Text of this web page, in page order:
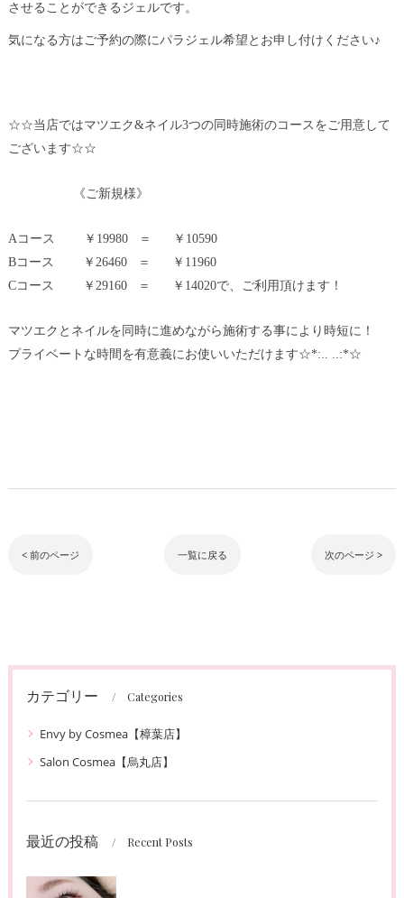
させることができるジェルです。
気になる方はご予約の際にパラジェル希望とお申し付けください♪
☆☆当店ではマツエク&ネイル3つの同時施術のコースをご用意して
ございます☆☆
《ご新規様》
Aコース ￥19980 ＝ ￥10590
Bコース ￥26460 ＝ ￥11960
Cコース ￥29160 ＝ ￥14020で、ご利用頂けます！
マツエクとネイルを同時に進めながら施術する事により時短に！
プライベートな時間を有意義にお使いいただけます☆*:.. ..:*☆
< 前のページ 一覧に戻る 次のページ >
カテゴリー Categories
Envy by Cosmea【樟葉店】
Salon Cosmea【烏丸店】
最近の投稿 Recent Posts